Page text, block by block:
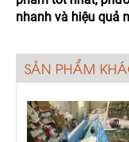
nhanh và hiệu quả
SẢN PHẨM